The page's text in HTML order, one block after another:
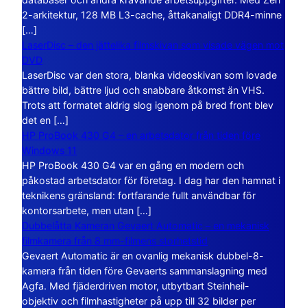
2-arkitektur, 128 MB L3-cache, åttakanaligt DDR4-minne
[…]
LaserDisc – den jättelika filmskivan som visade vägen mot
DVD
LaserDisc var den stora, blanka videoskivan som lovade
bättre bild, bättre ljud och snabbare åtkomst än VHS.
Trots att formatet aldrig slog igenom på bred front blev
det en […]
HP ProBook 430 G4 – en arbetsdator från tiden före
Windows 11
HP ProBook 430 G4 var en gång en modern och
påkostad arbetsdator för företag. I dag har den hamnat i
teknikens gränsland: fortfarande fullt användbar för
kontorsarbete, men utan […]
Dubbelåtta Kameran Gevaert Automatic – en mekanisk
filmkamera från 8 mm-filmens storhetstid
Gevaert Automatic är en ovanlig mekanisk dubbel-8-
kamera från tiden före Gevaerts sammanslagning med
Agfa. Med fjäderdriven motor, utbytbart Steinheil-
objektiv och filmhastigheter på upp till 32 bilder per